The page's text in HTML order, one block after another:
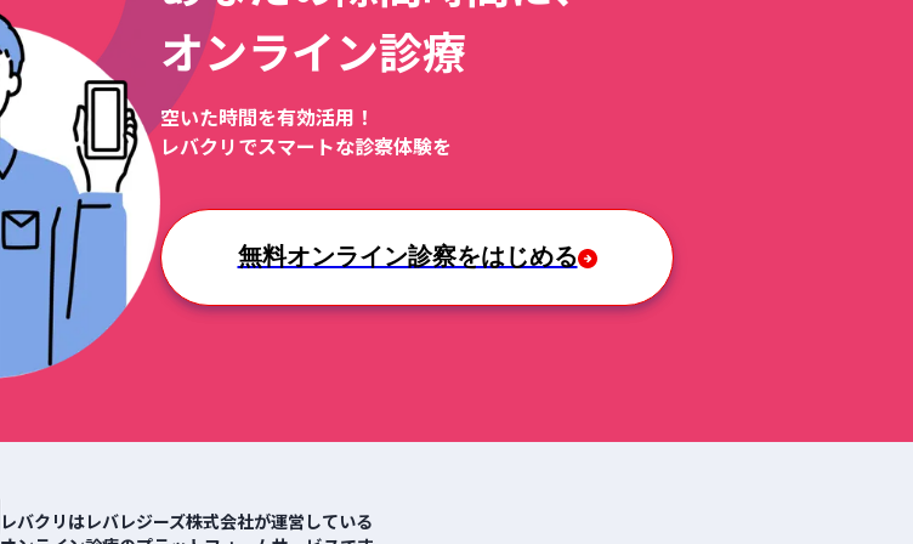
オンライン診療
空いた時間を有効活用！
レバクリでスマートな診察体験を
無料オンライン診察をはじめる
レバクリはレバレジーズ株式会社が運営している